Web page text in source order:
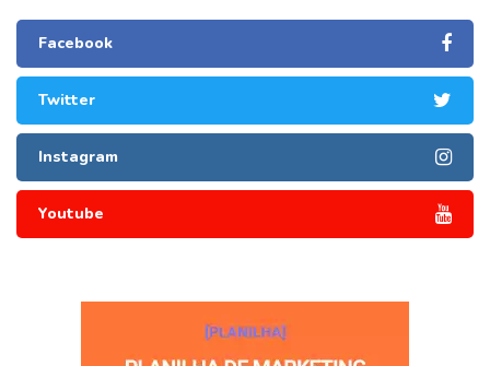
Facebook
Twitter
Instagram
Youtube